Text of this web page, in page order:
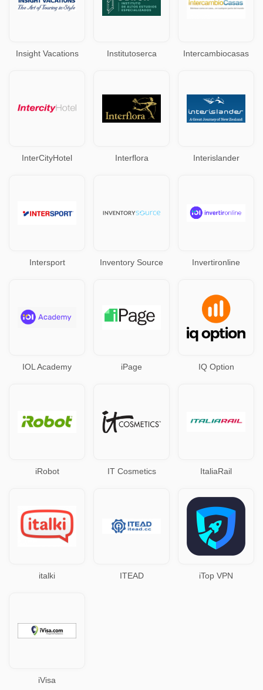
Insight Vacations Institutoserca Intercambiocasas
InterCityHotel Interflora Interislander
Intersport Inventory Source Invertironline
IOL Academy iPage IQ Option
iRobot IT Cosmetics ItaliaRail
italki ITEAD iTop VPN
iVisa